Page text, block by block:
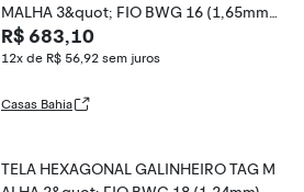
MALHA 3&quot; FIO BWG 16 (1,65mm)
RL 50X1,2m
R$ 683,10
12x de R$ 56,92 sem juros
Casas Bahia
TELA HEXAGONAL GALINHEIRO TAG M